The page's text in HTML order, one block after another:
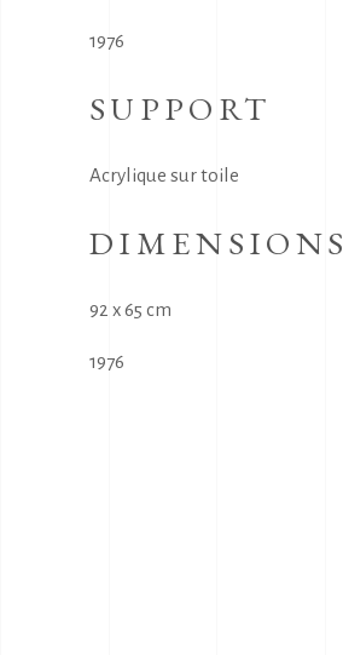
1976
SUPPORT
Acrylique sur toile
DIMENSIONS
92 x 65 cm
1976